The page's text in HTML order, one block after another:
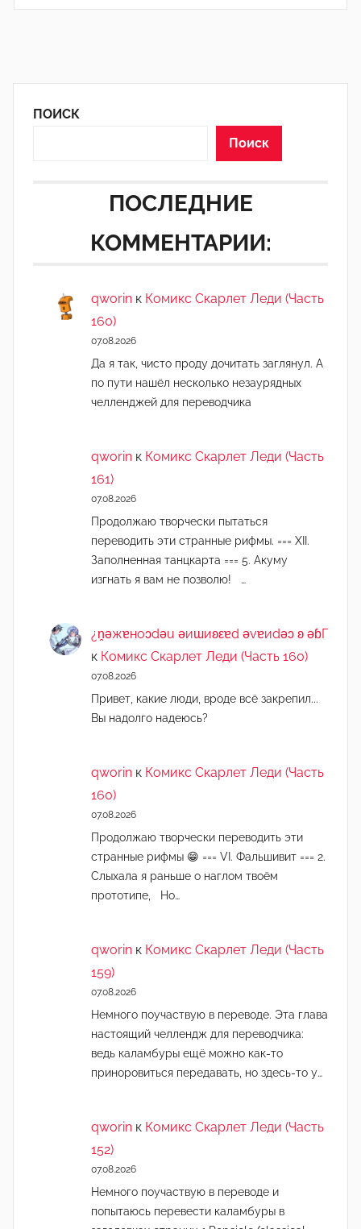
ПОИСК
Поиск
ПОСЛЕДНИЕ
КОММЕНТАРИИ:
qworin к Комикс Скарлет Леди (Часть
160)
07.08.2026
Да я так, чисто проду дочитать заглянул. А
по пути нашёл несколько незаурядных
челленджей для переводчика
qworin к Комикс Скарлет Леди (Часть
161)
07.08.2026
Продолжаю творчески пытаться
переводить эти странные рифмы. === XII.
Заполненная танцкарта === 5. Акуму
изгнать я вам не позволю! …
¿n̯ǝжɐноɔdǝu ǝиɯиʚεɐd ǝvɐиdǝɔ ʚ ǝɓГ
к Комикс Скарлет Леди (Часть 160)
07.08.2026
Привет, какие люди, вроде всё закрепил...
Вы надолго надеюсь?
qworin к Комикс Скарлет Леди (Часть
160)
07.08.2026
Продолжаю творчески переводить эти
странные рифмы 😁 === VI. Фальшивит === 2.
Слыхала я раньше о наглом твоём
прототипе, Но…
qworin к Комикс Скарлет Леди (Часть
159)
07.08.2026
Немного поучаствую в переводе. Эта глава
настоящий челлендж для переводчика:
ведь каламбуры ещё можно как-то
приноровиться передавать, но здесь-то у…
qworin к Комикс Скарлет Леди (Часть
152)
07.08.2026
Немного поучаствую в переводе и
попытаюсь перевести каламбуры в